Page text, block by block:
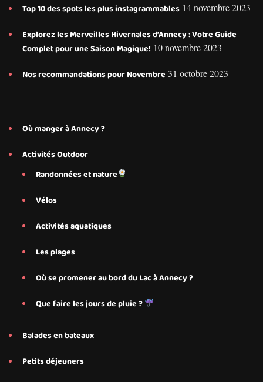
Top 10 des spots les plus instagrammables 14 novembre 2023
Explorez les Merveilles Hivernales d’Annecy : Votre Guide
Complet pour une Saison Magique! 10 novembre 2023
Nos recommandations pour Novembre 31 octobre 2023
Où manger à Annecy ?
Activités Outdoor
Randonnées et nature
Vélos
Activités aquatiques
Les plages
Où se promener au bord du Lac à Annecy ?
Que faire les jours de pluie ?
Balades en bateaux
Petits déjeuners